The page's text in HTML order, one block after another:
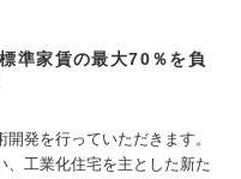
準家賃の最大70％を負
発を行っていただきます。
、工業化住宅を主とした新た